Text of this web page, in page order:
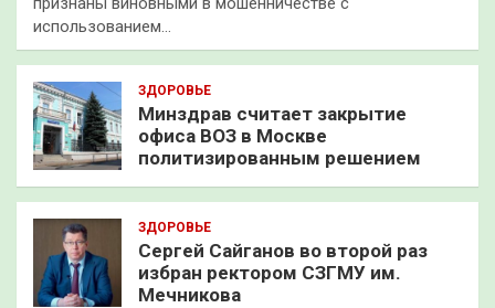
использованием…
ЗДОРОВЬЕ
Минздрав считает закрытие
офиса ВОЗ в Москве
политизированным решением
ЗДОРОВЬЕ
Сергей Сайганов во второй раз
избран ректором СЗГМУ им.
Мечникова